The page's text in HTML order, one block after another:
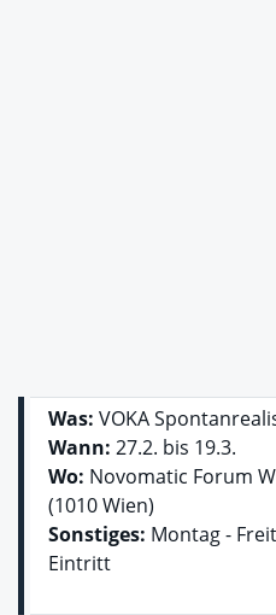
Was: VOKA
Wann: 27.2. bis 19.3.
Wo: Novomatic Forum
(1010 Wien)
Sonstiges: Montag -
Eintritt